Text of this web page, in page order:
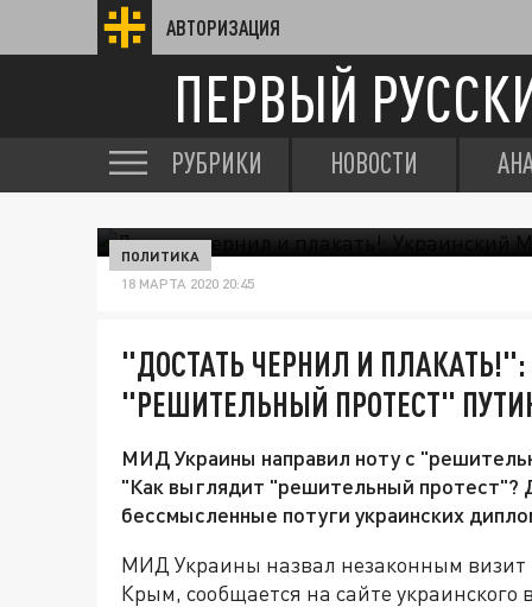
АВТОРИЗАЦИЯ
ПЕРВЫЙ
РУБРИКИ НОВОСТИ
ПОЛИТИКА
18 МАРТА 2020 20:45
"ДОСТАТЬ ЧЕРНИЛ И
"РЕШИТЕЛЬНЫЙ ПРОТЕСТ"
МИД Украины направил ноту с
"Как выглядит "решительный протест"?
бессмысленные потуги украинских
МИД Украины назвал незаконным
Крым, сообщается на сайте украинского